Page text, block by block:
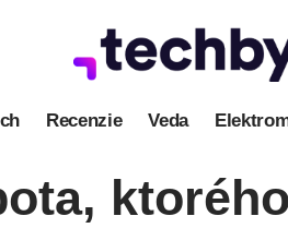
Recenzie Veda